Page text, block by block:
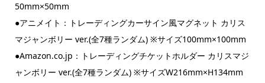
50mm×50mm
●アニメイト：トレーディングカーサイン風マグネット カリス
マジャンボリー ver.(全7種ランダム) ※サイズ100mm×100mm
●Amazon.co.jp：トレーディングチケットホルダー カリスマジ
ャンボリー ver.(全7種ランダム) ※サイズW216mm×H134mm